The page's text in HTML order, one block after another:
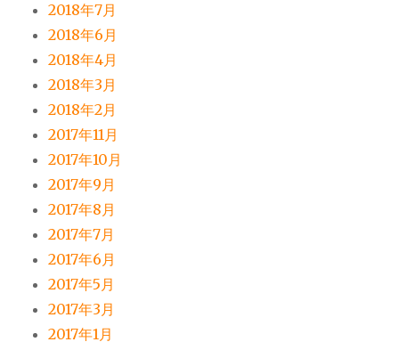
2018年7月
2018年6月
2018年4月
2018年3月
2018年2月
2017年11月
2017年10月
2017年9月
2017年8月
2017年7月
2017年6月
2017年5月
2017年3月
2017年1月